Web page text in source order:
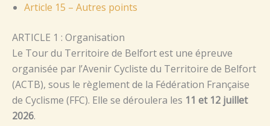
Article 15 – Autres points
ARTICLE 1 : Organisation
Le Tour du Territoire de Belfort est une épreuve
organisée par l’Avenir Cycliste du Territoire de Belfort
(ACTB), sous le règlement de la Fédération Française
de Cyclisme (FFC). Elle se déroulera les 11 et 12 juillet
2026.